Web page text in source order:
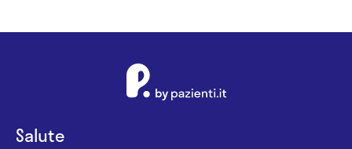
eseguo il Breath test (test del respiro), per la
Salute